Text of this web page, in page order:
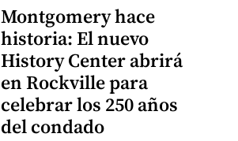
Montgomery hace
historia: El nuevo
History Center abrirá
en Rockville para
celebrar los 250 años
del condado